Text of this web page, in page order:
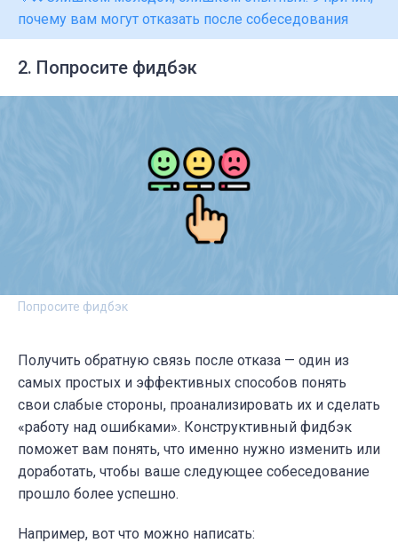
почему вам могут отказать после собеседования
2. Попросите фидбэк
Попросите фидбэк
Получить обратную связь после отказа — один из
самых простых и эффективных способов понять
свои слабые стороны, проанализировать их и сделать
«работу над ошибками». Конструктивный фидбэк
поможет вам понять, что именно нужно изменить или
доработать, чтобы ваше следующее собеседование
прошло более успешно.
Например, вот что можно написать: